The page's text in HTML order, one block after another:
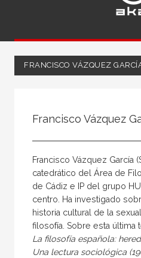
FRANCISCO VÁZQUEZ
Coordinador
Editor
Editora
Escritor
Escritora
Francisco Vázquez
Francisco Vázquez García
catedrático del Área de
de Cádiz e IP del grupo
centro. Ha investigado
historia cultural de la
filosofía. Sobre esta última
La filosofía española:
Una lectura sociológica